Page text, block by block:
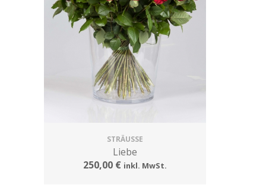
STRÄUSSE
Liebe
250,00 € inkl. MwSt.